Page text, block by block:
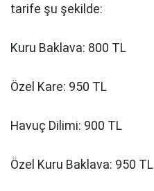
tarife şu şekilde:
Kuru Baklava: 800 TL
Özel Kare: 950 TL
Havuç Dilimi: 900 TL
Özel Kuru Baklava: 950 TL